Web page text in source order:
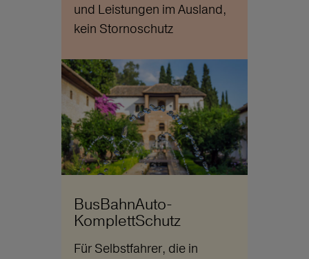
und Leistungen im Ausland,
kein Stornoschutz
BusBahnAuto-
KomplettSchutz
Für Selbstfahrer, die in